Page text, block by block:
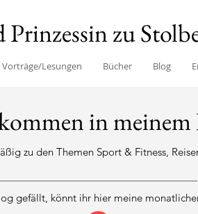
zu
Vorträge/Lesungen Bücher Blog
in meinem
zu den Themen Sport & Fitness,
gefällt, könnt ihr hier meine